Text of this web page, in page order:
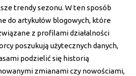
trendy sezonu. W ten sposób
do artykułów blogowych, które
z profilami działalności
poszukują użytecznych danych,
podzielić się historią
zmianami czy nowościami,